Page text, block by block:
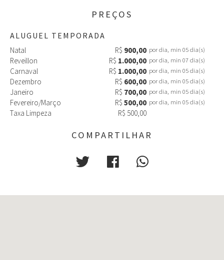
PREÇOS
ALUGUEL TEMPORADA
Natal R$ 900,00 por dia, min 05 dia(s)
Reveillon R$ 1.000,00 por dia, min 07 dia(s)
Carnaval R$ 1.000,00 por dia, min 05 dia(s)
Dezembro R$ 600,00 por dia, min 05 dia(s)
Janeiro R$ 700,00 por dia, min 05 dia(s)
Fevereiro/Março R$ 500,00 por dia, min 05 dia(s)
Taxa Limpeza R$ 500,00
COMPARTILHAR